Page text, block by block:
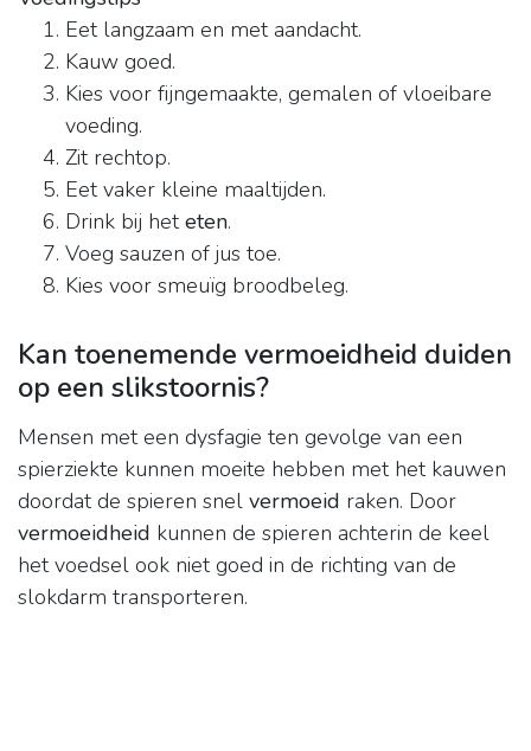
Eet langzaam en met aandacht.
Kauw goed.
Kies voor fijngemaakte, gemalen of vloeibare
voeding.
Zit rechtop.
Eet vaker kleine maaltijden.
Drink bij heteten.
Voeg sauzen of jus toe.
Kies voor smeuïg broodbeleg.
Kan toenemende vermoeidheid duiden
op een slikstoornis?
Mensen met een dysfagie ten gevolge van een
spierziekte kunnen moeite hebben met het kauwen
doordat de spieren snel vermoeid raken. Door
vermoeidheid kunnen de spieren achterin de keel
het voedsel ook niet goed in de richting van de
slokdarm transporteren.